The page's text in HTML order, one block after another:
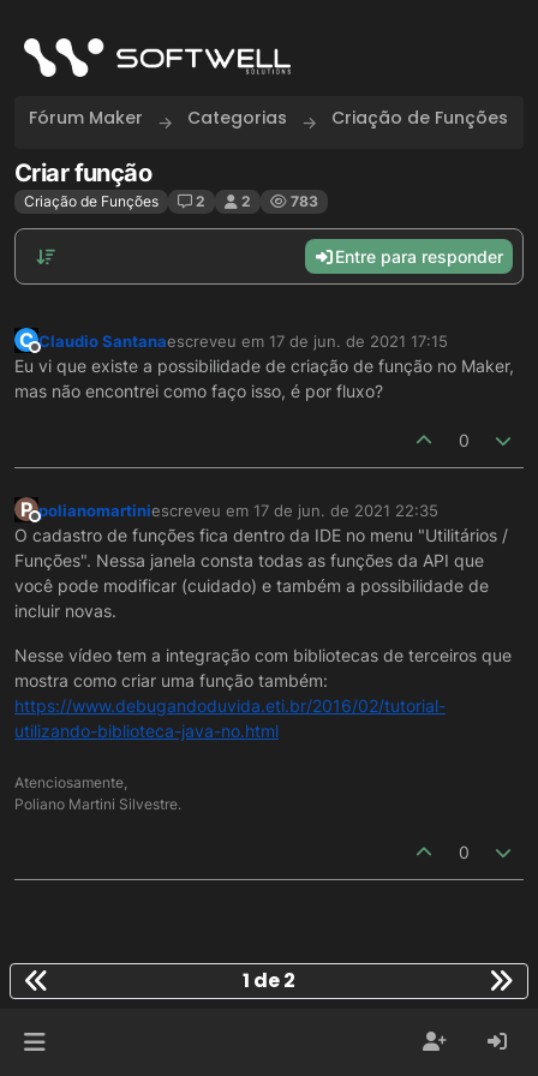
Fórum Maker Categorias Criação de Funções
Criar função
Criação de Funções 2 2 783
Entre para responder
C
Offline
Claudio Santanaescreveu em 17 de jun. de 2021 17:15
última edição por
Eu vi que existe a possibilidade de criação de função no Maker,
mas não encontrei como faço isso, é por fluxo?
0
P
Offline
polianomartiniescreveu em 17 de jun. de 2021 22:35
última edição por
O cadastro de funções fica dentro da IDE no menu "Utilitários /
Funções". Nessa janela consta todas as funções da API que
você pode modificar (cuidado) e também a possibilidade de
incluir novas.
Nesse vídeo tem a integração com bibliotecas de terceiros que
mostra como criar uma função também:
https://www.debugandoduvida.eti.br/2016/02/tutorial-
utilizando-biblioteca-java-no.html
Atenciosamente,
Poliano Martini Silvestre.
0
1 de 2